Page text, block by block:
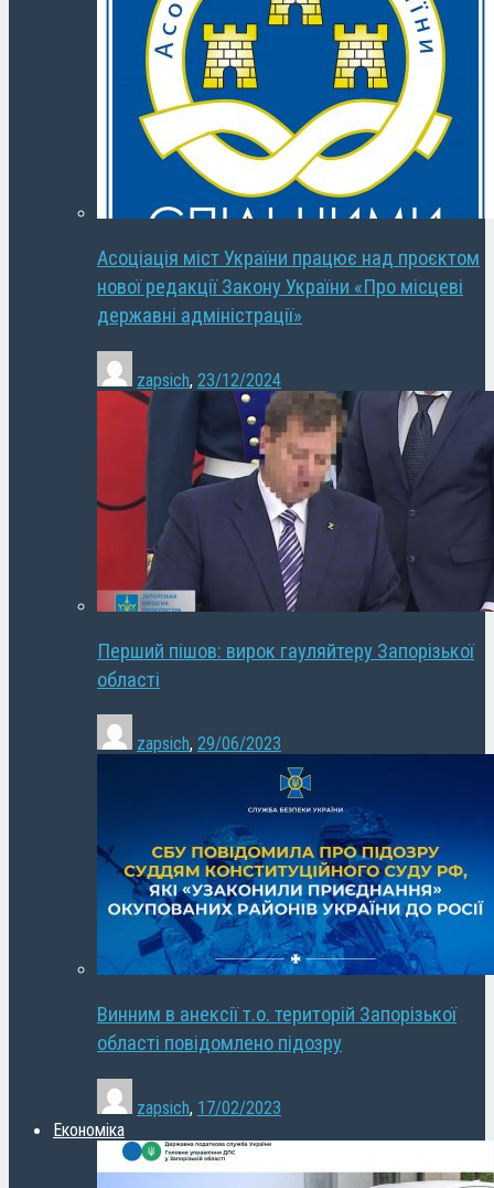
Асоціація міст України працює над проєктом
нової редакції Закону України «Про місцеві
державні адміністрації»
zapsich, 23/12/2024
Перший пішов: вирок гауляйтеру Запорізької
області
zapsich, 29/06/2023
Винним в анексії т.о. територій Запорізької
області повідомлено підозру
zapsich, 17/02/2023
Економіка